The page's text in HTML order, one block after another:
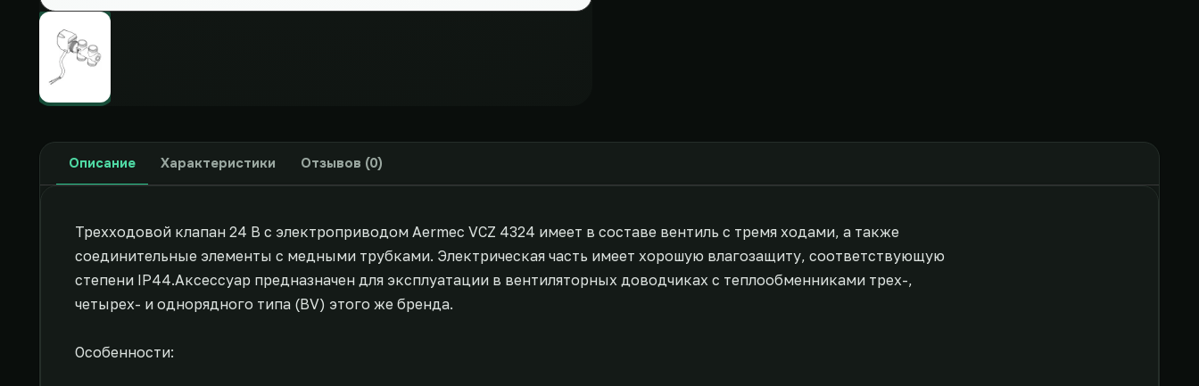
Описание Характеристики Отзывов (0)
Трехходовой клапан 24 В с электроприводом Aermec VCZ 4324 имеет в составе вентиль с тремя ходами, а также
соединительные элементы с медными трубками. Электрическая часть имеет хорошую влагозащиту, соответствующую
степени IP44.Аксессуар предназначен для эксплуатации в вентиляторных доводчиках с теплообменниками трех-,
четырех- и однорядного типа (BV) этого же бренда.
Особенности: